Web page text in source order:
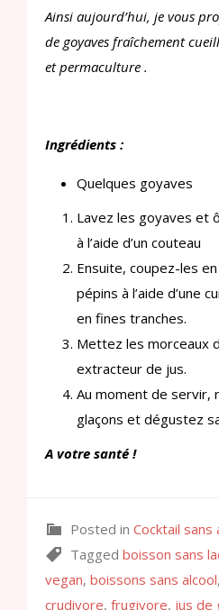
Ainsi aujourd’hui, je vous
de goyaves fraîchement
et permaculture .
Ingrédients :
Quelques goyaves
Lavez les goyaves et
à l’aide d’un couteau
Ensuite, coupez-les
pépins à l’aide d’une
en fines tranches.
Mettez les morceaux
extracteur de jus.
Au moment de servir,
glaçons et dégustez
A votre santé !
Posted in Cocktail sans
Tagged boisson sans
vegan, boissons sans alcool,
crudivore, frugivore, jus de